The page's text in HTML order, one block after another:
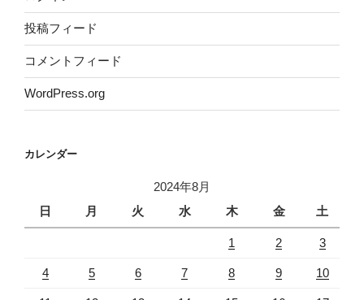
投稿フィード
コメントフィード
WordPress.org
カレンダー
2024年8月
日
月 火 水 木 金 土
1 2 3
4 5 6 7 8 9 10